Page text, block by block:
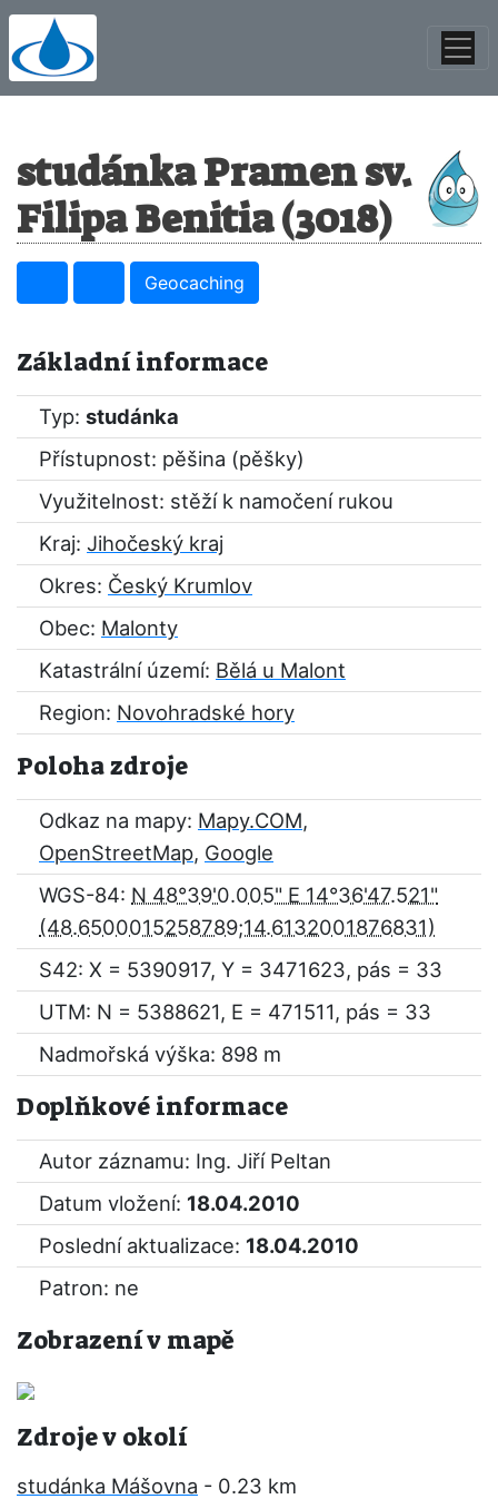
studánka Pramen sv.
Filipa Benitia (3018)
Geocaching
Základní informace
Typ: studánka
Přístupnost: pěšina (pěšky)
Využitelnost: stěží k namočení rukou
Kraj: Jihočeský kraj
Okres: Český Krumlov
Obec: Malonty
Katastrální území: Bělá u Malont
Region: Novohradské hory
Poloha zdroje
Odkaz na mapy: Mapy.COM,
OpenStreetMap, Google
WGS-84: N 48°39'0.005" E 14°36'47.521"
S42: X = 5390917, Y = 3471623, pás = 33
UTM: N = 5388621, E = 471511, pás = 33
Nadmořská výška: 898 m
Doplňkové informace
Autor záznamu: Ing. Jiří Peltan
Datum vložení: 18.04.2010
Poslední aktualizace: 18.04.2010
Patron: ne
Zobrazení v mapě
Zdroje v okolí
studánka Mášovna - 0.23 km